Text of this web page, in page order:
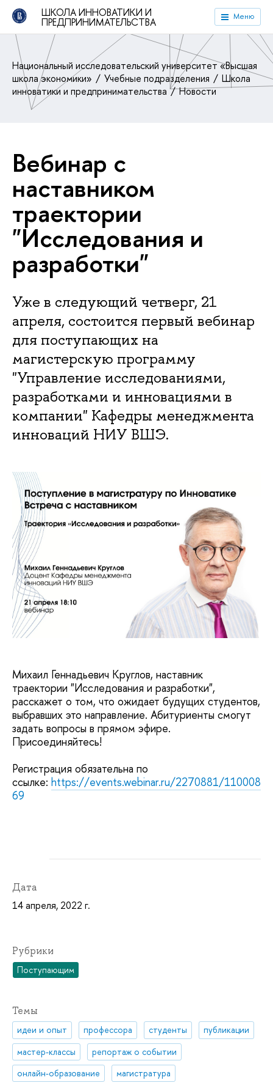
ШКОЛА ИННОВАТИКИ И
ПРЕДПРИНИМАТЕЛЬСТВА Меню
Национальный исследовательский университет «Высшая
школа экономики»
Учебные подразделения
Школа
инноватики и предпринимательства
Новости
Вебинар с
наставником
траектории
"Исследования и
разработки"
Уже в следующий четверг, 21
апреля, состоится первый вебинар
для поступающих на
магистерскую программу
"Управление исследованиями,
разработками и инновациями в
компании" Кафедры менеджмента
инноваций НИУ ВШЭ.
Михаил Геннадьевич Круглов, наставник
траектории "Исследования и разработки",
расскажет о том, что ожидает будущих студентов,
выбравших это направление. Абитуриенты смогут
задать вопросы в прямом эфире.
Присоединяйтесь!
Регистрация обязательна по
ссылке: https://events.webinar.ru/2270881/110008
69
Дата
14 апреля, 2022 г.
Рубрики
Поступающим
Темы
идеи и опыт профессора студенты
публикации
мастер-классы
репортаж о событии
онлайн-образование
магистратура